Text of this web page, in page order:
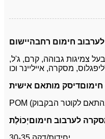
חימום רחבה
צמיגות גבוהה, קרם, ג'ל,
וכו'.
חימוםדיסק מותאם אישית
לערבוב חימוםיְכוֹלֶת